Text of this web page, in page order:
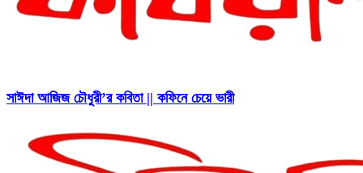
সাঈদা আজিজ চৌধুরী’র কবিতা || কফিনে চেয়ে ভারী